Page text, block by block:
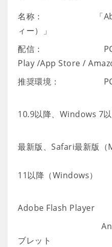
名称： 「
ィー）」
配信： PC（ブ
Play /App Store /
推奨環境： PC
推奨OS：
10.9以降、Windows 7
推奨ブラ
最新版、Safari最新版
11以降（Windows）
推奨ソフ
Adobe Flash Player
Androidスマ
ブレット